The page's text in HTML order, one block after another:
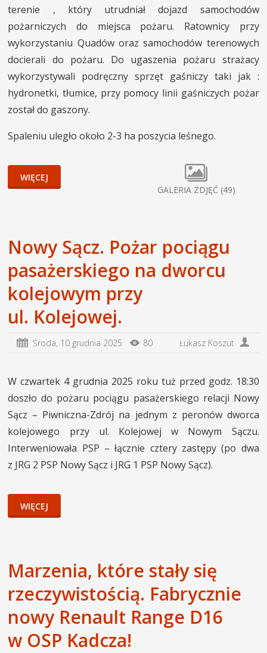
terenie , który utrudniał dojazd samochodów
pożarniczych do miejsca pożaru. Ratownicy przy
wykorzystaniu Quadów oraz samochodów terenowych
docierali do pożaru. Do ugaszenia pożaru strażacy
wykorzystywali podręczny sprzęt gaśniczy taki jak :
hydronetki, tłumice, przy pomocy linii gaśniczych pożar
został do gaszony.
Spaleniu uległo około 2-3 ha poszycia leśnego.
WIĘCEJ
GALERIA ZDJĘĆ (49)
Nowy Sącz. Pożar pociągu
pasażerskiego na dworcu
kolejowym przy
ul. Kolejowej.
Środa, 10 grudnia 2025 80 Łukasz Koszut
W czwartek 4 grudnia 2025 roku tuż przed godz. 18:30
doszło do pożaru pociągu pasażerskiego relacji Nowy
Sącz – Piwniczna-Zdrój na jednym z peronów dworca
kolejowego przy ul. Kolejowej w Nowym Sączu.
Interweniowała PSP – łącznie cztery zastępy (po dwa
z JRG 2 PSP Nowy Sącz i JRG 1 PSP Nowy Sącz).
WIĘCEJ
Marzenia, które stały się
rzeczywistością. Fabrycznie
nowy Renault Range D16
w OSP Kadcza!